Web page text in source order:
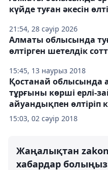
21:54, 28 сәуір 2026
күйде туған әкесін
15:45, 13 наурыз 2018
Алматы облысында
өлтірген шетелдік
15:03, 02 сәуір 2018
Қостанай облысында
тұрғыны көрші ерлі-
айуандықпен өлтіріп
Жаңалықтан
хабардар